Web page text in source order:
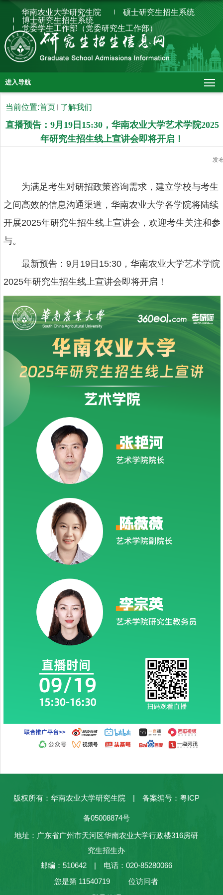
华南农业大学研究生院
硕士研究生招生系统
博士研究生招生系统
党委学生工作部（党委研究生工作部）
进入导航
当前位置:首页 了解我们
直播预告：9月19日15:30，华南农业大学艺术学院2025
年研究生招生线上宣讲会即将开启！
发
为满足考生对研招政策咨询需求，建立学校与考生
之间高效的信息沟通渠道，华南农业大学各学院将陆续
开展2025年研究生招生线上宣讲会，欢迎考生关注和参
与。
最新预告：9月19日15:30，华南农业大学艺术学院
2025年研究生招生线上宣讲会即将开启！
版权所有：华南农业大学研究生院 | 备案编号：粤ICP
备05008874号
地址：广东省广州市天河区华南农业大学行政楼316房研
究生招生办
邮编：510642 | 电话：020-85280066
您是第 11540719
位访问者